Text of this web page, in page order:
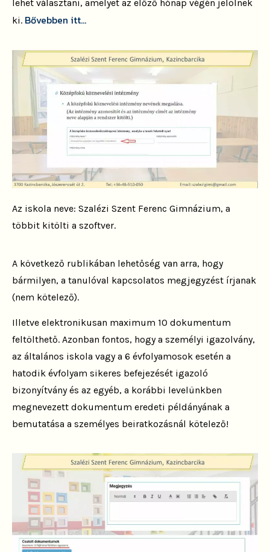
lehet választani, amelyet az előző hónap végén jelölnek
ki. Bővebben itt…
Az iskola neve: Szalézi Szent Ferenc Gimnázium, a
többit kitölti a szoftver.
A következő rublikában lehetőség van arra, hogy
bármilyen, a tanulóval kapcsolatos megjegyzést írjanak
(nem kötelező).
Illetve elektronikusan maximum 10 dokumentum
feltölthető. Azonban fontos, hogy a személyi igazolvány,
az általános iskola vagy a 6 évfolyamosok esetén a
hatodik évfolyam sikeres befejezését igazoló
bizonyítvány és az egyéb, a korábbi levelünkben
megnevezett dokumentum eredeti példányának a
bemutatása a személyes beiratkozásnál kötelező!